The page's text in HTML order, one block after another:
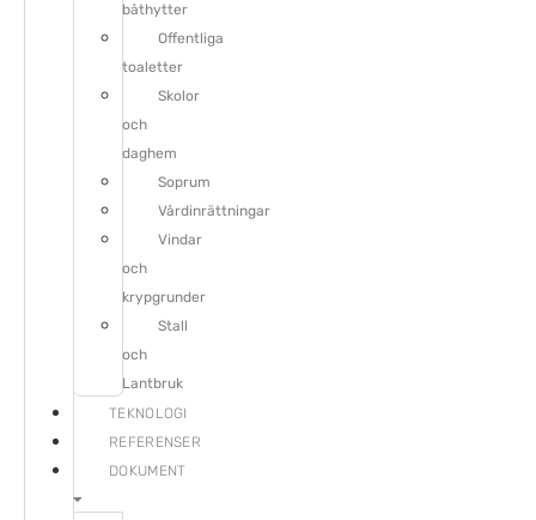
båthytter
Offentliga
toaletter
Skolor
och
daghem
Soprum
Vårdinrättningar
Vindar
och
krypgrunder
Stall
och
Lantbruk
TEKNOLOGI
REFERENSER
DOKUMENT